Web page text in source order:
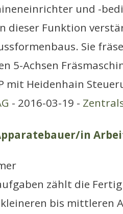
und -
dieser Funktion
Sie
5-Achsen
mit Heidenhain
- 2016-03-19 -
in
zählt die
bis mittleren